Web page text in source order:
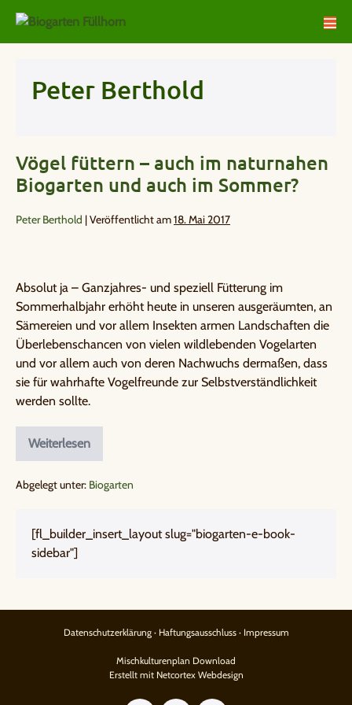
Peter Berthold
Vögel füttern – auch im naturnahen
Biogarten und auch im Sommer?
Peter Berthold |Veröffentlicht am18. Mai 2017
Absolut ja – Ganzjahres- und speziell Fütterung im
Sommerhalbjahr erhöht heute in unseren ausgeräumten, an
Sämereien und vor allem Insekten armen Landschaften die
Überlebenschancen von vielen wildlebenden Vogelarten
und vor allem auch von deren Nachwuchs dermaßen, dass
sie für wahrhafte Vogelfreunde zur Selbstverständlichkeit
werden sollte.
Weiterlesen
Abgelegt unter: Biogarten
[fl_builder_insert_layout slug="biogarten-e-book-
sidebar"]
Datenschutzerklärung· Haftungsausschluss· Impressum
Mischkulturenplan Download
Erstellt mit Netcortex Webdesign